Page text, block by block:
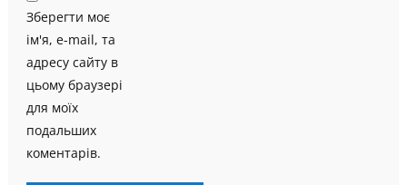
Зберегти моє
ім'я, e-mail, та
адресу сайту в
цьому браузері
для моїх
подальших
коментарів.